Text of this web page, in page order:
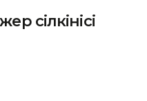
сілкінісі